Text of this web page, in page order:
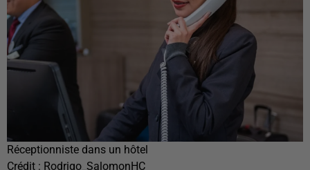
Réceptionniste dans un hôtel
Crédit : Rodrigo_SalomonHC